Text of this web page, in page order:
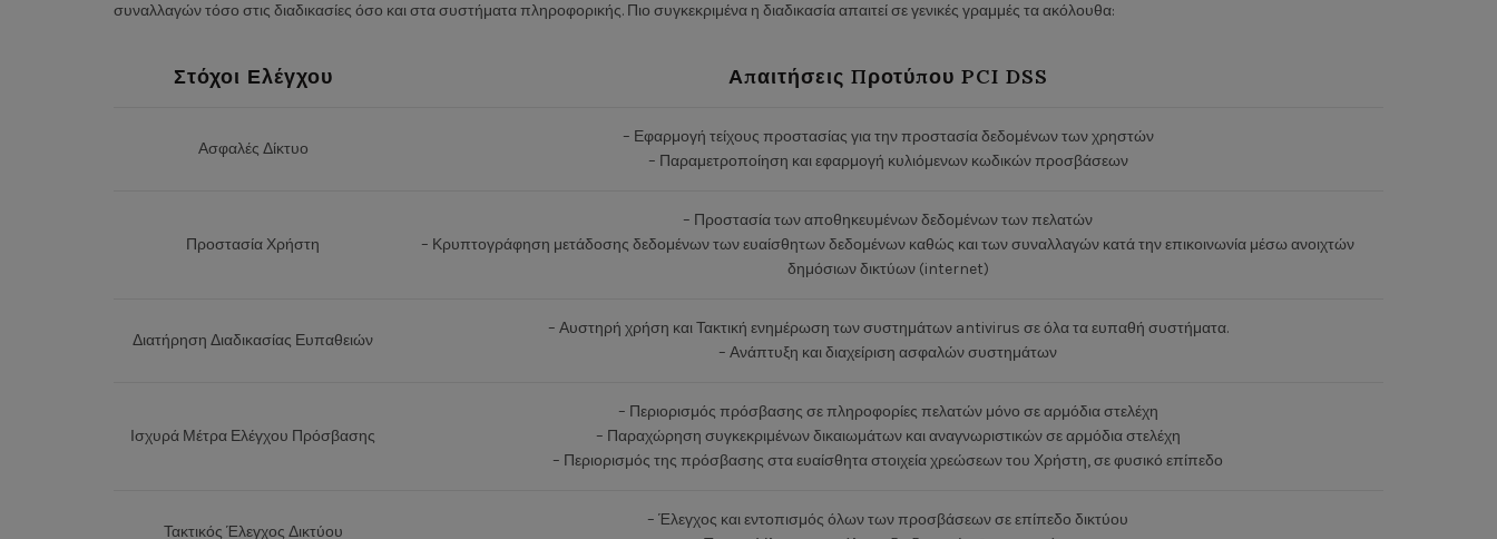
συναλλαγών τόσο στις διαδικασίες όσο και στα συστήματα πληροφορικής. Πιο συγκεκριμένα η διαδικασία απαιτεί σε γενικές γραμμές τα ακόλουθα:
Στόχοι Ελέγχου Απαιτήσεις Προτύπου PCI DSS
Ασφαλές Δίκτυο
– Εφαρμογή τείχους προστασίας για την προστασία δεδομένων των χρηστών
– Παραμετροποίηση και εφαρμογή κυλιόμενων κωδικών προσβάσεων
Προστασία Χρήστη
– Προστασία των αποθηκευμένων δεδομένων των πελατών
– Κρυπτογράφηση μετάδοσης δεδομένων των ευαίσθητων δεδομένων καθώς και των συναλλαγών κατά την επικοινωνία μέσω ανοιχτών
δημόσιων δικτύων (internet)
Διατήρηση Διαδικασίας Ευπαθειών
– Αυστηρή χρήση και Τακτική ενημέρωση των συστημάτων antivirus σε όλα τα ευπαθή συστήματα.
– Ανάπτυξη και διαχείριση ασφαλών συστημάτων
Ισχυρά Μέτρα Ελέγχου Πρόσβασης
– Περιορισμός πρόσβασης σε πληροφορίες πελατών μόνο σε αρμόδια στελέχη
– Παραχώρηση συγκεκριμένων δικαιωμάτων και αναγνωριστικών σε αρμόδια στελέχη
– Περιορισμός της πρόσβασης στα ευαίσθητα στοιχεία χρεώσεων του Χρήστη, σε φυσικό επίπεδο
Τακτικός Έλεγχος Δικτύου
– Έλεγχος και εντοπισμός όλων των προσβάσεων σε επίπεδο δικτύου